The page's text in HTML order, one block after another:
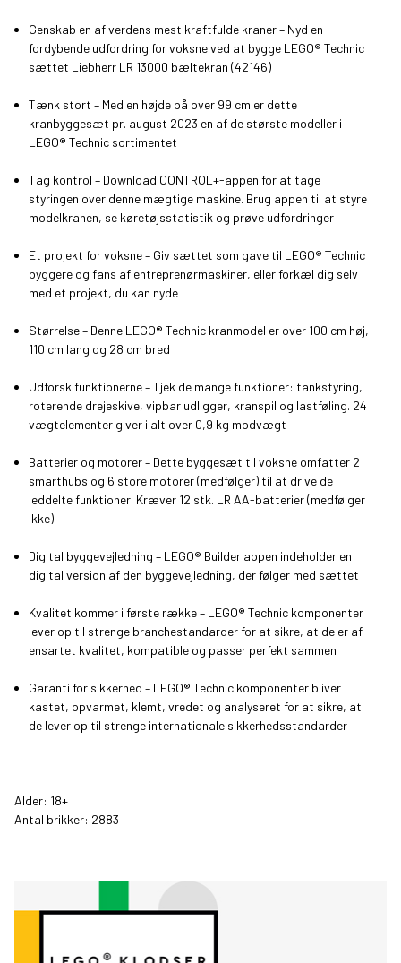
Genskab en af verdens mest kraftfulde kraner – Nyd en
fordybende udfordring for voksne ved at bygge LEGO® Technic
sættet Liebherr LR 13000 bæltekran (42146)
Tænk stort – Med en højde på over 99 cm er dette
kranbyggesæt pr. august 2023 en af de største modeller i
LEGO® Technic sortimentet
Tag kontrol – Download CONTROL+-appen for at tage
styringen over denne mægtige maskine. Brug appen til at styre
modelkranen, se køretøjsstatistik og prøve udfordringer
Et projekt for voksne – Giv sættet som gave til LEGO® Technic
byggere og fans af entreprenørmaskiner, eller forkæl dig selv
med et projekt, du kan nyde
Størrelse – Denne LEGO® Technic kranmodel er over 100 cm høj,
110 cm lang og 28 cm bred
Udforsk funktionerne – Tjek de mange funktioner: tankstyring,
roterende drejeskive, vipbar udligger, kranspil og lastføling. 24
vægtelementer giver i alt over 0,9 kg modvægt
Batterier og motorer – Dette byggesæt til voksne omfatter 2
smarthubs og 6 store motorer (medfølger) til at drive de
leddelte funktioner. Kræver 12 stk. LR AA-batterier (medfølger
ikke)
Digital byggevejledning – LEGO® Builder appen indeholder en
digital version af den byggevejledning, der følger med sættet
Kvalitet kommer i første række – LEGO® Technic komponenter
lever op til strenge branchestandarder for at sikre, at de er af
ensartet kvalitet, kompatible og passer perfekt sammen
Garanti for sikkerhed – LEGO® Technic komponenter bliver
kastet, opvarmet, klemt, vredet og analyseret for at sikre, at
de lever op til strenge internationale sikkerhedsstandarder
Alder: 18+
Antal brikker: 2883